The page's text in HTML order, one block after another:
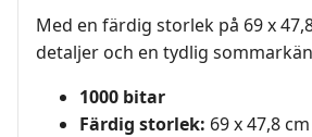
Med en färdig storlek på 69 x
detaljer och en tydlig
1000 bitar
Färdig storlek: 69 x 47,8 cm